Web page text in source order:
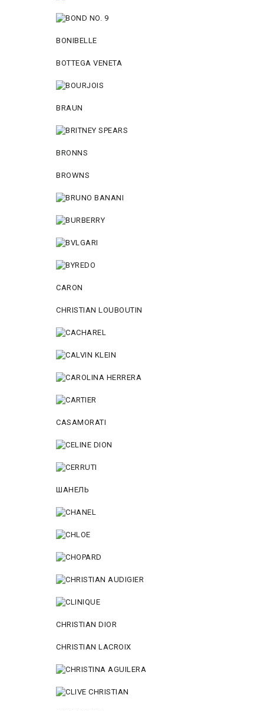
BONIBELLE
BOTTEGA VENETA
BRAUN
BRONNS
BROWNS
CARON
CHRISTIAN LOUBOUTIN
CASAMORATI
ШАНЕЛЬ
CHRISTIAN DIOR
CHRISTIAN LACROIX